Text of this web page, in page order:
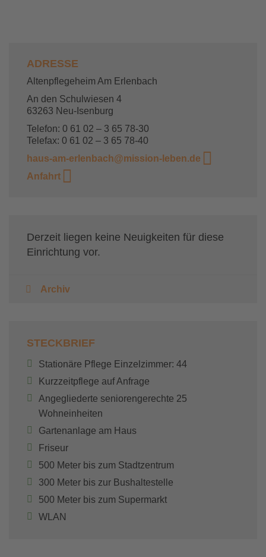
ADRESSE
Altenpflegeheim Am Erlenbach
An den Schulwiesen 4
63263 Neu-Isenburg
Telefon: 0 61 02 – 3 65 78-30
Telefax: 0 61 02 – 3 65 78-40
haus-am-erlenbach@mission-leben.de
Anfahrt
Derzeit liegen keine Neuigkeiten für diese
Einrichtung vor.
Archiv
STECKBRIEF
Stationäre Pflege Einzelzimmer: 44
Kurzzeitpflege auf Anfrage
Angegliederte seniorengerechte 25
Wohneinheiten
Gartenanlage am Haus
Friseur
500 Meter bis zum Stadtzentrum
300 Meter bis zur Bushaltestelle
500 Meter bis zum Supermarkt
WLAN